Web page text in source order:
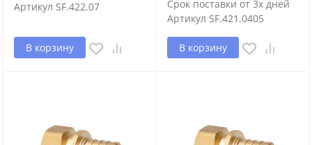
Артикул SF.422.07
В корзину
Срок поставки от 3х дней
Артикул SF.421.0405
В корзину